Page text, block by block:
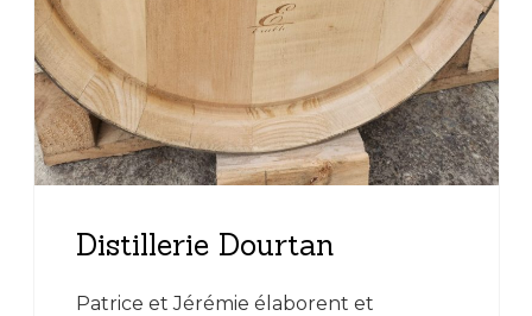
Distillerie Dourtan
Patrice et Jérémie élaborent et